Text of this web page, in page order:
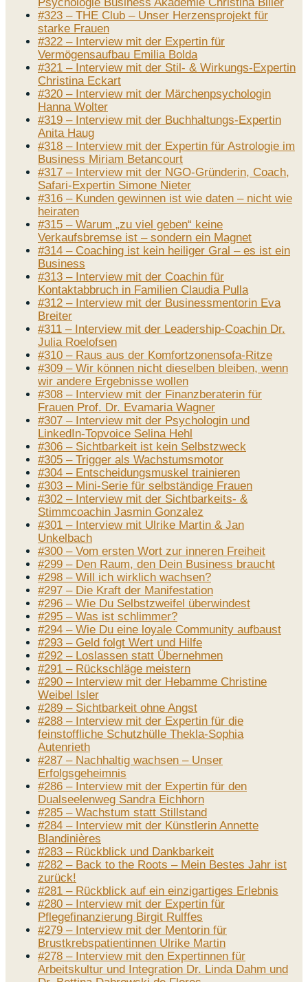
#323 – THE Club – Unser Herzensprojekt für
starke Frauen
#322 – Interview mit der Expertin für
Vermögensaufbau Emilia Bolda
#321 – Interview mit der Stil- & Wirkungs-Expertin
Christina Eckart
#320 – Interview mit der Märchenpsychologin
Hanna Wolter
#319 – Interview mit der Buchhaltungs-Expertin
Anita Haug
#318 – Interview mit der Expertin für Astrologie im
Business Miriam Betancourt
#317 – Interview mit der NGO-Gründerin, Coach,
Safari-Expertin Simone Nieter
#316 – Kunden gewinnen ist wie daten – nicht wie
heiraten
#315 – Warum „zu viel geben“ keine
Verkaufsbremse ist – sondern ein Magnet
#314 – Coaching ist kein heiliger Gral – es ist ein
Business
#313 – Interview mit der Coachin für
Kontaktabbruch in Familien Claudia Pulla
#312 – Interview mit der Businessmentorin Eva
Breiter
#311 – Interview mit der Leadership-Coachin Dr.
Julia Roelofsen
#310 – Raus aus der Komfortzonensofa-Ritze
#309 – Wir können nicht dieselben bleiben, wenn
wir andere Ergebnisse wollen
#308 – Interview mit der Finanzberaterin für
Frauen Prof. Dr. Evamaria Wagner
#307 – Interview mit der Psychologin und
LinkedIn-Topvoice Selina Hehl
#306 – Sichtbarkeit ist kein Selbstzweck
#305 – Trigger als Wachstumsmotor
#304 – Entscheidungsmuskel trainieren
#303 – Mini-Serie für selbständige Frauen
#302 – Interview mit der Sichtbarkeits- &
Stimmcoachin Jasmin Gonzalez
#301 – Interview mit Ulrike Martin & Jan
Unkelbach
#300 – Vom ersten Wort zur inneren Freiheit
#299 – Den Raum, den Dein Business braucht
#298 – Will ich wirklich wachsen?
#297 – Die Kraft der Manifestation
#296 – Wie Du Selbstzweifel überwindest
#295 – Was ist schlimmer?
#294 – Wie Du eine loyale Community aufbaust
#293 – Geld folgt Wert und Hilfe
#292 – Loslassen statt Übernehmen
#291 – Rückschläge meistern
#290 – Interview mit der Hebamme Christine
Weibel Isler
#289 – Sichtbarkeit ohne Angst
#288 – Interview mit der Expertin für die
feinstoffliche Schutzhülle Thekla-Sophia
Autenrieth
#287 – Nachhaltig wachsen – Unser
Erfolgsgeheimnis
#286 – Interview mit der Expertin für den
Dualseelenweg Sandra Eichhorn
#285 – Wachstum statt Stillstand
#284 – Interview mit der Künstlerin Annette
Blandinières
#283 – Rückblick und Dankbarkeit
#282 – Back to the Roots – Mein Bestes Jahr ist
zurück!
#281 – Rückblick auf ein einzigartiges Erlebnis
#280 – Interview mit der Expertin für
Pflegefinanzierung Birgit Rulffes
#279 – Interview mit der Mentorin für
Brustkrebspatientinnen Ulrike Martin
#278 – Interview mit den Expertinnen für
Arbeitskultur und Integration Dr. Linda Dahm und